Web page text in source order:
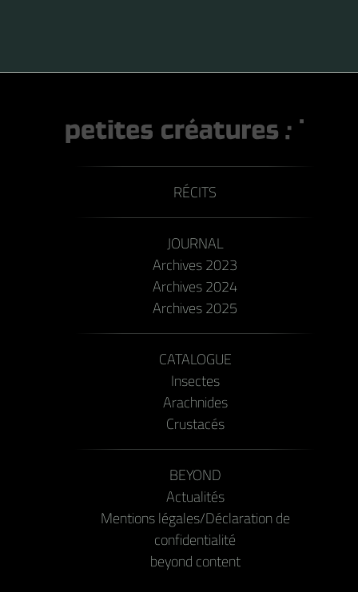
RÉCITS
JOURNAL
Archives 2023
Archives 2024
Archives 2025
CATALOGUE
Insectes
Arachnides
Crustacés
BEYOND
Actualités
Mentions légales/Déclaration de
confidentialité
beyond content